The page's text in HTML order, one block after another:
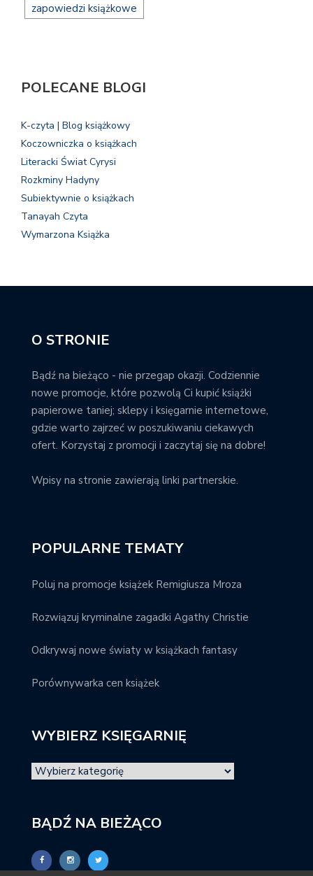
zapowiedzi książkowe
POLECANE BLOGI
K-czyta | Blog książkowy
Koczowniczka o książkach
Literacki Świat Cyrysi
Rozkminy Hadyny
Subiektywnie o książkach
Tanayah Czyta
Wymarzona Książka
O STRONIE
Bądź na bieżąco - nie przegap okazji. Codziennie
nowe promocje, które pozwolą Ci kupić książki
papierowe taniej; sklepy i księgarnie internetowe,
gdzie warto zajrzeć w poszukiwaniu ciekawych
ofert. Korzystaj z promocji i zaczytaj się na dobre!
Wpisy na stronie zawierają linki partnerskie.
POPULARNE TEMATY
Poluj na promocje książek Remigiusza Mroza
Rozwiązuj kryminalne zagadki Agathy Christie
Odkrywaj nowe światy w książkach fantasy
Porównywarka cen książek
WYBIERZ KSIĘGARNIĘ
BĄDŹ NA BIEŻĄCO